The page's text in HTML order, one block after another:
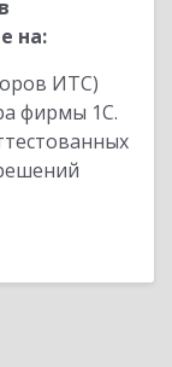
на:
ИТС)
фирмы 1С.